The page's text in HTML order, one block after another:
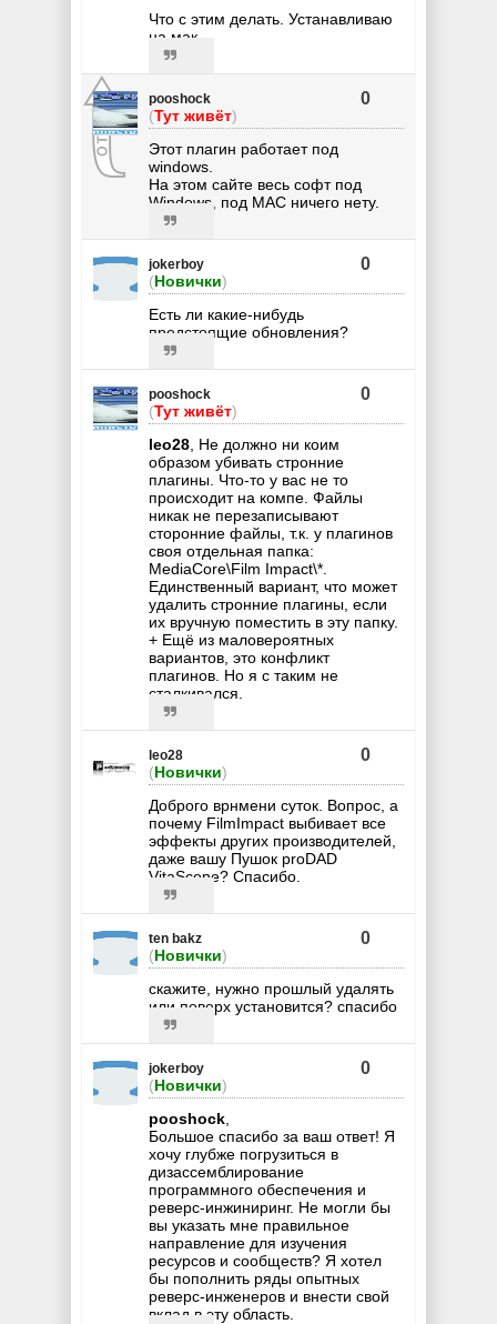
Что с этим делать. Устанавливаю
на мак
pooshock
(Тут живёт)
0
Этот плагин работает под
windows.
На этом сайте весь софт под
Windows, под MAC ничего нету.
jokerboy
(Новички)
0
Есть ли какие-нибудь
предстоящие обновления?
pooshock
(Тут живёт)
0
leo28 , Не должно ни коим
образом убивать стронние
плагины. Что-то у вас не то
происходит на компе. Файлы
никак не перезаписывают
сторонние файлы, т.к. у плагинов
своя отдельная папка:
MediaCore\Film Impact\*.
Единственный вариант, что может
удалить стронние плагины, если
их вручную поместить в эту папку.
+ Ещё из маловероятных
вариантов, это конфликт
плагинов. Но я с таким не
сталкивался.
leo28
(Новички)
0
Доброго врнмени суток. Вопрос, а
почему FilmImpact выбивает все
эффекты других производителей,
даже вашу Пушок proDAD
VitaScene? Спасибо.
ten bakz
(Новички)
0
скажите, нужно прошлый удалять
или поверх установится? спасибо
jokerboy
(Новички)
0
pooshock
Большое спасибо за ваш ответ! Я
хочу глубже погрузиться в
дизассемблирование
программного обеспечения и
реверс-инжиниринг. Не могли бы
вы указать мне правильное
направление для изучения
ресурсов и сообществ? Я хотел
бы пополнить ряды опытных
реверс-инженеров и внести свой
вклад в эту область.